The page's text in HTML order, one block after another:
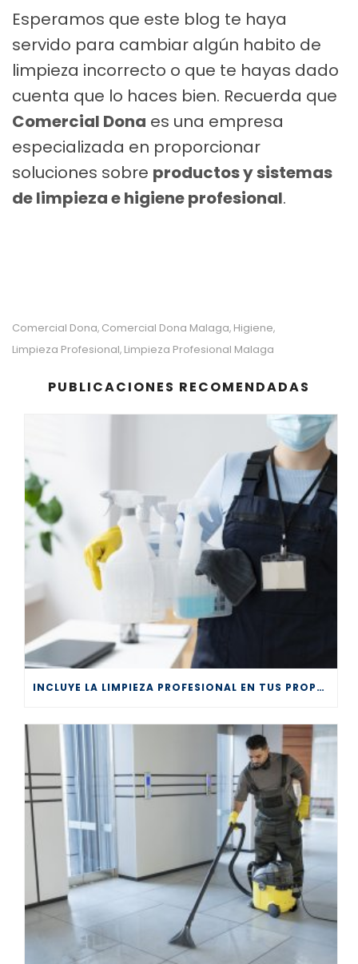
Esperamos que este blog te haya
servido para cambiar algún habito de
limpieza incorrecto o que te hayas dado
cuenta que lo haces bien. Recuerda que
Comercial Dona es una empresa
especializada en proporcionar
soluciones sobre productos y sistemas
de limpieza e higiene profesional.
Comercial Dona, Comercial Dona Malaga, Higiene,
Limpieza Profesional, Limpieza Profesional Malaga
PUBLICACIONES RECOMENDADAS
INCLUYE LA LIMPIEZA PROFESIONAL EN TUS PROPÓSITOS DE AÑO NUEVO 2026